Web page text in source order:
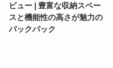
ビュー | 豊富な収納スペー
スと機能性の高さが魅力の
バックパック